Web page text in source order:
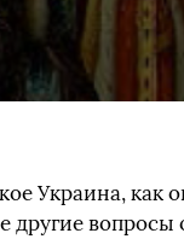
Украина, как
другие вопросы